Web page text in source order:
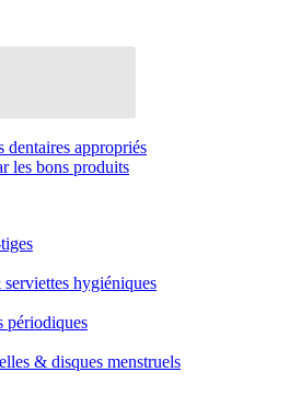
dentaires appropriés
les bons produits
hygiéniques
périodiques
& disques menstruels